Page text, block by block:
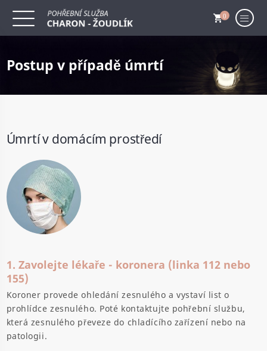
0
Postup v případě úmrtí
Úmrtí v domácím prostředí
1. Zavolejte lékaře - koronera (linka 112 nebo
155)
Koroner provede ohledání zesnulého a vystaví list o
prohlídce zesnulého. Poté kontaktujte pohřební službu,
která zesnulého převeze do chladícího zařízení nebo na
patologii.